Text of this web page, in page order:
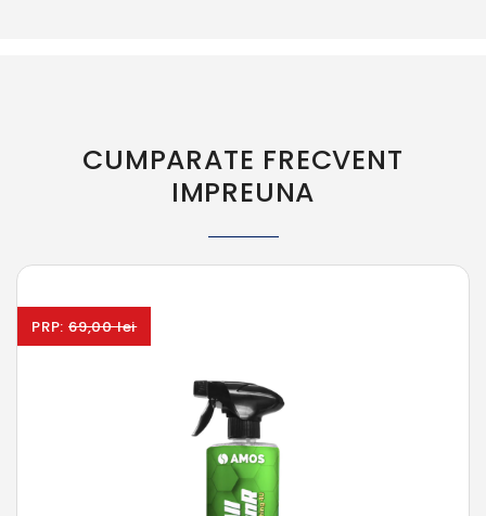
CUMPARATE FRECVENT
IMPREUNA
PRP: 69,00 lei